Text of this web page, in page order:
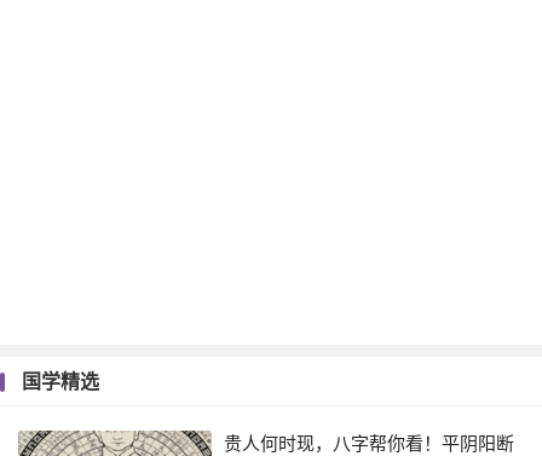
国学精选
贵人何时现，八字帮你看！平阴阳断